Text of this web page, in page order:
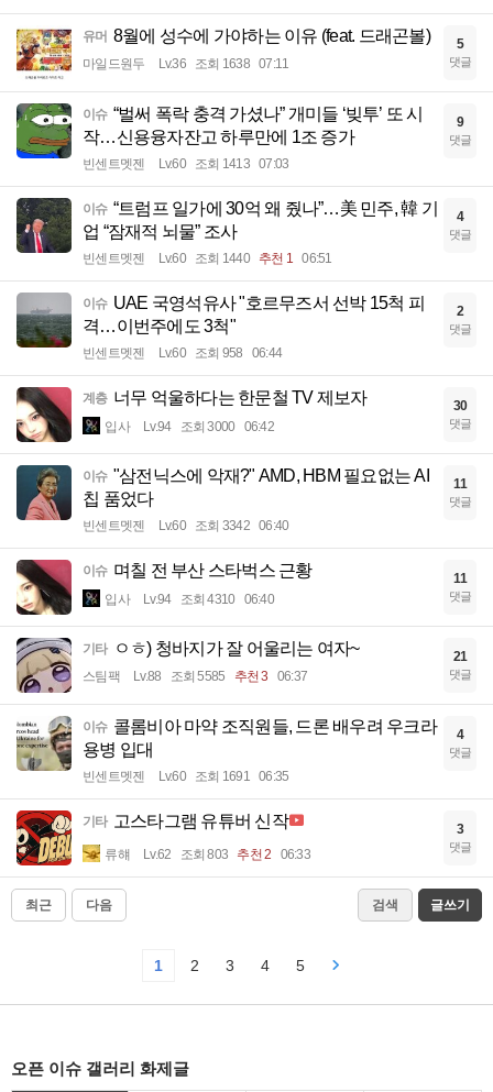
유머 8월에 성수에 가야하는 이유 (feat. 드래곤볼)
마일드원두 Lv.36 조회 1638 07:11
5
댓글
이슈 “벌써 폭락 충격 가셨나” 개미들 ‘빚투’ 또 시
작…신용융자잔고 하루만에 1조 증가
빈센트멧젠 Lv.60 조회 1413 07:03
9
댓글
이슈 “트럼프 일가에 30억 왜 줬나”…美 민주, 韓 기
업 “잠재적 뇌물” 조사
빈센트멧젠 Lv.60 조회 1440 추천 1 06:51
4
댓글
이슈 UAE 국영석유사 "호르무즈서 선박 15척 피
격…이번주에도 3척"
빈센트멧젠 Lv.60 조회 958 06:44
2
댓글
계층 너무 억울하다는 한문철 TV 제보자
입사 Lv.94 조회 3000 06:42
30
댓글
이슈 "삼전닉스에 악재?" AMD, HBM 필요없는 AI
칩 품었다
빈센트멧젠 Lv.60 조회 3342 06:40
11
댓글
이슈 며칠 전 부산 스타벅스 근황
입사 Lv.94 조회 4310 06:40
11
댓글
기타 ㅇㅎ) 청바지가 잘 어울리는 여자~
스팀팩 Lv.88 조회 5585 추천 3 06:37
21
댓글
이슈 콜롬비아 마약 조직원들, 드론 배우려 우크라
용병 입대
빈센트멧젠 Lv.60 조회 1691 06:35
4
댓글
기타 고스타그램 유튜버 신작
류햬 Lv.62 조회 803 추천 2 06:33
3
댓글
최근 다음 검색 글쓰기
1 2 3 4 5
오픈 이슈 갤러리 화제글